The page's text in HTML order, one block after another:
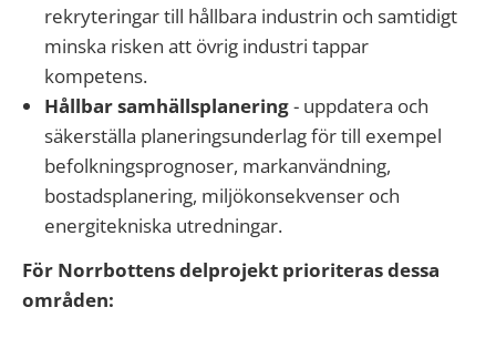
rekryteringar till hållbara industrin och samtidigt
minska risken att övrig industri tappar
kompetens.
Hållbar samhällsplanering- uppdatera och
säkerställa planeringsunderlag för till exempel
befolkningsprognoser, markanvändning,
bostadsplanering, miljökonsekvenser och
energitekniska utredningar.
För Norrbottens delprojekt prioriteras dessa
områden: